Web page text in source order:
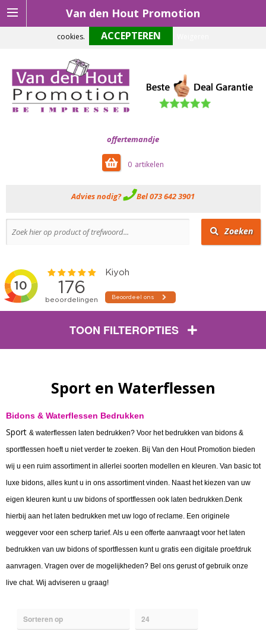
Van den Hout Promotion
offertemandje
0
Advies nodig? Bel 073 642 3901
Zoeken
TOON FILTEROPTIES
Sport en Waterflessen
Bidons & Waterflessen Bedrukken
Sport & waterflessen laten bedrukken? Voor het bedrukken van bidons &
sportflessen hoeft u niet verder te zoeken. Bij Van den Hout Promotion bieden
wij u een ruim assortiment in allerlei soorten modellen en kleuren. Van basic tot
luxe bidons, alles kunt u in ons assortiment vinden. Naast het kiezen van uw
eigen kleuren kunt u uw bidons of sportflessen ook laten bedrukken.Denk
hierbij aan het laten bedrukken met uw logo of reclame. Een originele
weggever voor een scherp tarief. Als u een offerte aanvraagt voor het laten
bedrukken van uw bidons of sportflessen kunt u gratis een digitale proefdruk
aanvragen. Vragen over de mogelijkheden? Bel ons gerust of gebruik onze
live chat. Wij adviseren u graag!
Om onze website optimaal te laten functioneren maken wij gebruik van
cookies.